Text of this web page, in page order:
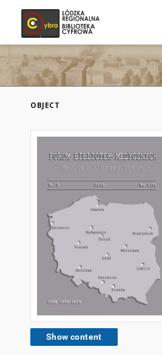
OBJECT
Show content